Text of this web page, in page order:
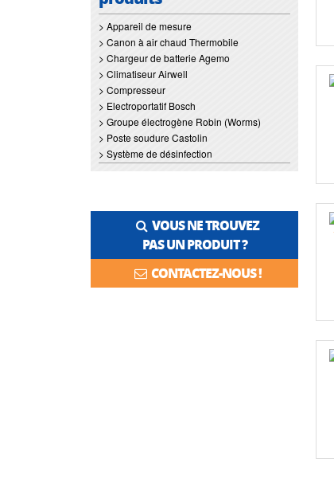
> Appareil de mesure
> Canon à air chaud Thermobile
> Chargeur de batterie Agemo
> Climatiseur Airwell
> Compresseur
> Electroportatif Bosch
> Groupe électrogène Robin (Worms)
> Poste soudure Castolin
> Système de désinfection
VOUS NE TROUVEZ
PAS UN PRODUIT ?
CONTACTEZ-NOUS !